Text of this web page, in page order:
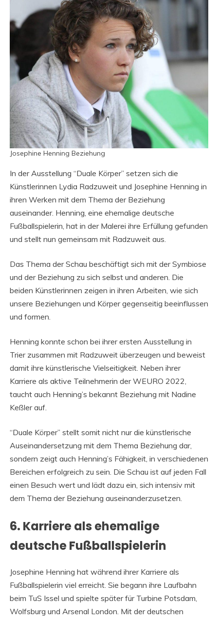
Josephine Henning Beziehung
In der Ausstellung “Duale Körper” setzen sich die
Künstlerinnen Lydia Radzuweit und Josephine Henning in
ihren Werken mit dem Thema der Beziehung
auseinander. Henning, eine ehemalige deutsche
Fußballspielerin, hat in der Malerei ihre Erfüllung gefunden
und stellt nun gemeinsam mit Radzuweit aus.
Das Thema der Schau beschäftigt sich mit der Symbiose
und der Beziehung zu sich selbst und anderen. Die
beiden Künstlerinnen zeigen in ihren Arbeiten, wie sich
unsere Beziehungen und Körper gegenseitig beeinflussen
und formen.
Henning konnte schon bei ihrer ersten Ausstellung in
Trier zusammen mit Radzuweit überzeugen und beweist
damit ihre künstlerische Vielseitigkeit. Neben ihrer
Karriere als aktive Teilnehmerin der WEURO 2022,
taucht auch Henning’s bekannt Beziehung mit Nadine
Keßler auf.
“Duale Körper” stellt somit nicht nur die künstlerische
Auseinandersetzung mit dem Thema Beziehung dar,
sondern zeigt auch Henning’s Fähigkeit, in verschiedenen
Bereichen erfolgreich zu sein. Die Schau ist auf jeden Fall
einen Besuch wert und lädt dazu ein, sich intensiv mit
dem Thema der Beziehung auseinanderzusetzen.
6. Karriere als ehemalige
deutsche Fußballspielerin
Josephine Henning hat während ihrer Karriere als
Fußballspielerin viel erreicht. Sie begann ihre Laufbahn
beim TuS Issel und spielte später für Turbine Potsdam,
Wolfsburg und Arsenal London. Mit der deutschen